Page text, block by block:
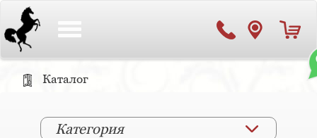
Каталог
Категория